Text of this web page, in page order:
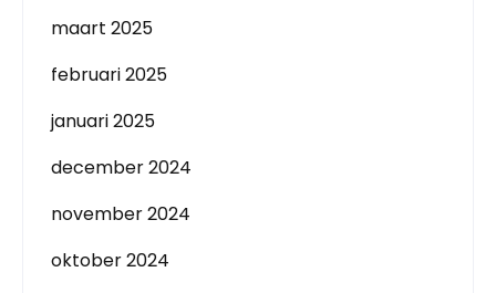
maart 2025
februari 2025
januari 2025
december 2024
november 2024
oktober 2024